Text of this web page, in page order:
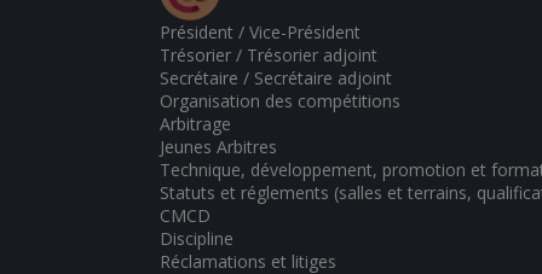
Président / Vice-Président
Trésorier / Trésorier adjoint
Secrétaire / Secrétaire adjoint
Organisation des compétitions
Arbitrage
Jeunes Arbitres
Technique, développement, promotion et
Statuts et réglements (salles et terrains,
CMCD
Discipline
Réclamations et litiges